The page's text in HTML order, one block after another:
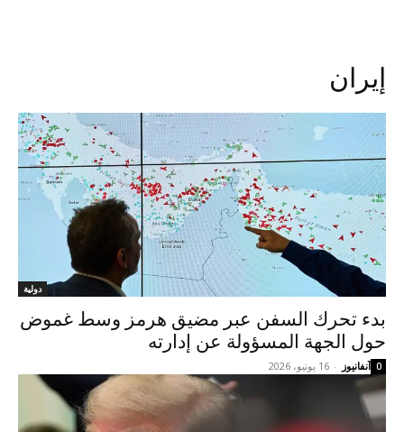
إيران
دولية
بدء تحرك السفن عبر مضيق هرمز وسط غموض
حول الجهة المسؤولة عن إدارته
آنفانيوز - 16 يونيو، 2026 0